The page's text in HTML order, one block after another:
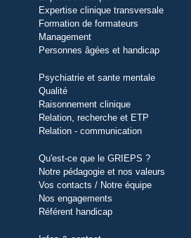
Expertise clinique transversale
Formation de formateurs
Management
Personnes âgées et handicap
Psychiatrie et sante mentale
Qualité
Raisonnement clinique
Relation, recherche et ETP
Relation - communication
Qu'est-ce que le GRIEPS ?
Notre pédagogie et nos valeurs
Vos contacts / Notre équipe
Nos engagements
Référent handicap